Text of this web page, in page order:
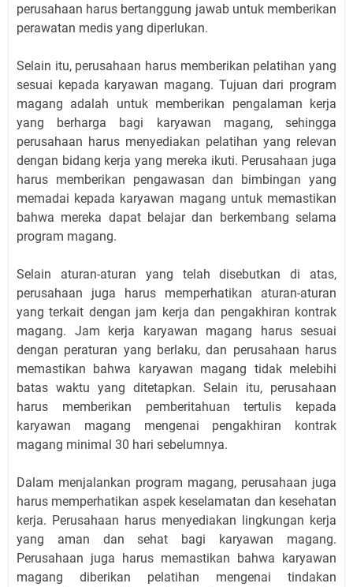
perusahaan harus bertanggung jawab untuk memberikan
perawatan medis yang diperlukan.
Selain itu, perusahaan harus memberikan pelatihan yang
sesuai kepada karyawan magang. Tujuan dari program
magang adalah untuk memberikan pengalaman kerja
yang berharga bagi karyawan magang, sehingga
perusahaan harus menyediakan pelatihan yang relevan
dengan bidang kerja yang mereka ikuti. Perusahaan juga
harus memberikan pengawasan dan bimbingan yang
memadai kepada karyawan magang untuk memastikan
bahwa mereka dapat belajar dan berkembang selama
program magang.
Selain aturan-aturan yang telah disebutkan di atas,
perusahaan juga harus memperhatikan aturan-aturan
yang terkait dengan jam kerja dan pengakhiran kontrak
magang. Jam kerja karyawan magang harus sesuai
dengan peraturan yang berlaku, dan perusahaan harus
memastikan bahwa karyawan magang tidak melebihi
batas waktu yang ditetapkan. Selain itu, perusahaan
harus memberikan pemberitahuan tertulis kepada
karyawan magang mengenai pengakhiran kontrak
magang minimal 30 hari sebelumnya.
Dalam menjalankan program magang, perusahaan juga
harus memperhatikan aspek keselamatan dan kesehatan
kerja. Perusahaan harus menyediakan lingkungan kerja
yang aman dan sehat bagi karyawan magang.
Perusahaan juga harus memastikan bahwa karyawan
magang diberikan pelatihan mengenai tindakan